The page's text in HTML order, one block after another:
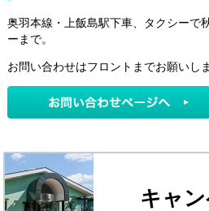
奥羽本線・上飯島駅下車、タクシーで
ーまで。
お問い合わせはフロントまでお願いしま
キャ